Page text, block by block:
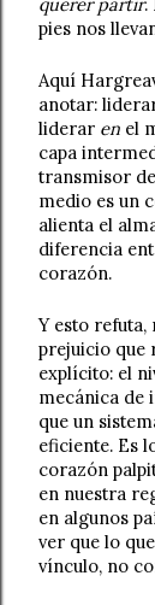
pies nos
Aquí
anotar:
liderar en el
capa
transmisor
medio es un
alienta el
diferencia
corazón.
Y esto
prejuicio que
explícito: el
mecánica de
que un
eficiente. Es
corazón
en nuestra
en algunos
ver que lo
vínculo, no